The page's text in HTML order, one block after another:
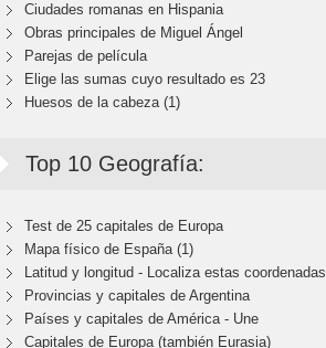
Ciudades romanas en Hispania
Obras principales de Miguel Ángel
Parejas de película
Elige las sumas cuyo resultado es 23
Huesos de la cabeza (1)
Top 10 Geografía:
Test de 25 capitales de Europa
Mapa físico de España (1)
Latitud y longitud - Localiza estas coordenadas
Provincias y capitales de Argentina
Países y capitales de América - Une
Capitales de Europa (también Eurasia)